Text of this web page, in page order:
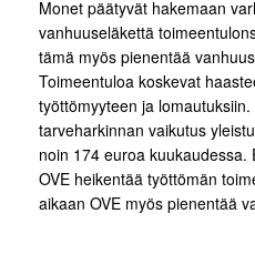
Monet päätyvät hakemaan
vanhuuseläkettä
tämä myös pienentää
Toimeentuloa koskevat
työttömyyteen ja
tarveharkinnan vaikutus
noin 174 euroa kuukaudessa.
OVE heikentää työttömän
aikaan OVE myös pienentää